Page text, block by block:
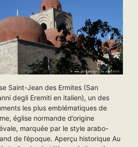
Saint-Jean des Ermites (San
degli Eremiti en italien), un des
les plus emblématiques de
église normande d’origine
marquée par le style arabo-
de l’époque. Aperçu historique Au